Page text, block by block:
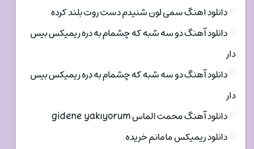
دانلود اهنگ سمی لون شنیدم دست روت بلند کرده
دانلود آهنگ دو سه شبه که چشمام به دره ریمیکس بیس
دار
دانلود آهنگ دو سه شبه که چشمام به دره ریمیکس بیس
دار
دانلود آهنگ محمت الماس gidene yakıyorum
دانلود ریمیکس مامانم خریده